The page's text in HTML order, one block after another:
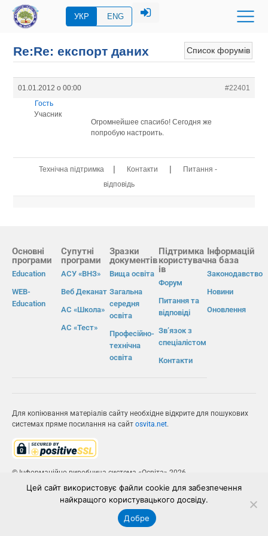
УКР ENG
Список форумів
Re:Re: експорт даних
01.01.2012 о 00:00
#22401
Гость
Учасник
Огромнейшее спасибо! Сегодня же
попробую настроить.
Технічна підтримка | Контакти |
Питання -
відповідь
Основні
програми
Education
WEB-
Education
Супутні
програми
АСУ «ВНЗ»
Веб Деканат
АС «Школа»
АС «Тест»
Зразки
документів
Вища освіта
Загальна
середня
освіта
Професійно-
технічна
освіта
Підтримка
користувач
ів
Форум
Питання та
відповіді
Зв’язок з
спеціалістом
Контакти
Інформацій
на база
Законодавство
Новини
Оновлення
Для копіювання матеріалів сайту необхідне відкрите для пошукових
системах пряме посилання на сайт osvita.net.
© Інформаційно-виробнича система «Освіта» 2026.
ІВС «ОСВІТА»
Цей сайт використовує файли cookie для забезпечення
найкращого користувацького досвіду.
Добре